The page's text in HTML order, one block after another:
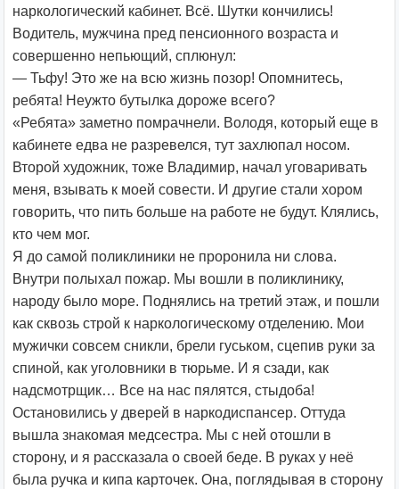
наркологический кабинет. Всё. Шутки кончились!
Водитель, мужчина пред пенсионного возраста и
совершенно непьющий, сплюнул:
— Тьфу! Это же на всю жизнь позор! Опомнитесь,
ребята! Неужто бутылка дороже всего?
«Ребята» заметно помрачнели. Володя, который еще в
кабинете едва не разревелся, тут захлюпал носом.
Второй художник, тоже Владимир, начал уговаривать
меня, взывать к моей совести. И другие стали хором
говорить, что пить больше на работе не будут. Клялись,
кто чем мог.
Я до самой поликлиники не проронила ни слова.
Внутри полыхал пожар. Мы вошли в поликлинику,
народу было море. Поднялись на третий этаж, и пошли
как сквозь строй к наркологическому отделению. Мои
мужички совсем сникли, брели гуськом, сцепив руки за
спиной, как уголовники в тюрьме. И я сзади, как
надсмотрщик… Все на нас пялятся, стыдоба!
Остановились у дверей в наркодиспансер. Оттуда
вышла знакомая медсестра. Мы с ней отошли в
сторону, и я рассказала о своей беде. В руках у неё
была ручка и кипа карточек. Она, поглядывая в сторону